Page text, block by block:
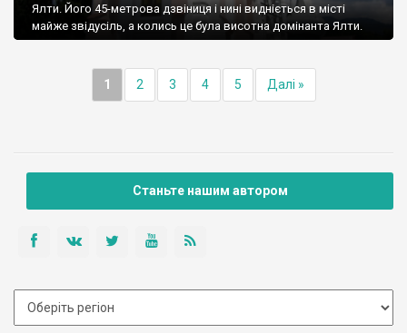
Ялти. Його 45-метрова дзвіниця і нині видніється в місті
майже звідусіль, а колись це була висотна домінанта Ялти.
1 2 3 4 5 Далі »
Станьте нашим автором